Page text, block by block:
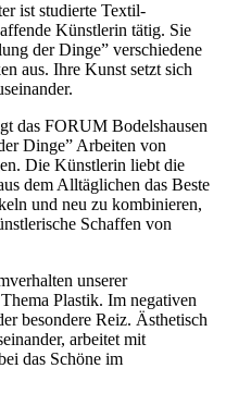
ist studierte Textil-
Künstlerin tätig. Sie
der Dinge” verschiedene
aus. Ihre Kunst setzt sich
das FORUM Bodelshausen
Dinge” Arbeiten von
Die Künstlerin liebt die
dem Alltäglichen das Beste
und neu zu kombinieren,
Schaffen von
unserer
Plastik. Im negativen
besondere Reiz. Ästhetisch
arbeitet mit
das Schöne im